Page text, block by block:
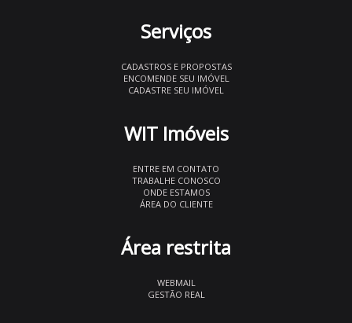
Serviços
CADASTROS E PROPOSTAS
ENCOMENDE SEU IMÓVEL
CADASTRE SEU IMÓVEL
WIT Imóveis
ENTRE EM CONTATO
TRABALHE CONOSCO
ONDE ESTAMOS
ÁREA DO CLIENTE
Área restrita
WEBMAIL
GESTÃO REAL